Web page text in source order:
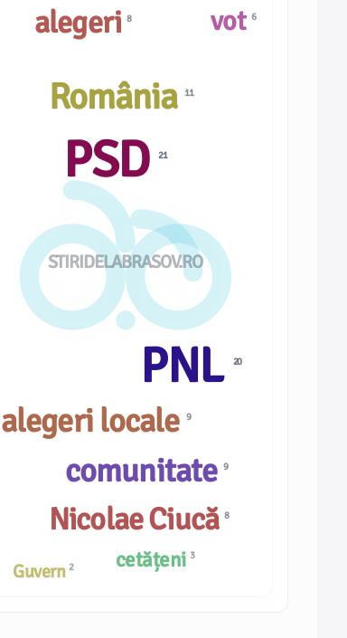
STIRIDELABRASOV.RO
cetățeni 3
Guvern 2
alegeri locale 9
PSD21
vot 6
comunitate9
România 11
alegeri8
Nicolae Ciucă8
PNL 20